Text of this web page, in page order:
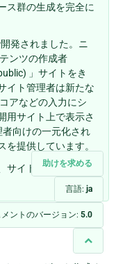
助けを求める
言語: ja
メントのバージョン: 5.0
ス群の生成を完全に
発されました。ニ
ンツの作成者
」サイトをき
イト管理者は新たな
アなどの入力にシ
用サイト上で表示さ
向けの一元化され
を提供しています。
サイト管理者に使わ